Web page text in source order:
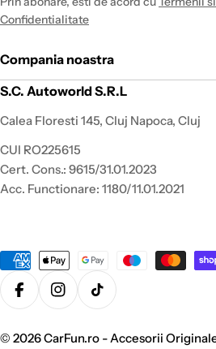
Confidentialitate
Compania noastra
S.C. Autoworld S.R.L
Calea Floresti 145, Cluj Napoca, Cluj
CUI RO225615
Cert. Cons.: 9615/31.01.2023
Acc. Functionare: 1180/11.01.2021
Metode
de
plataFacebookInstagram
TikTok
© 2026CarFun.ro - Accesorii